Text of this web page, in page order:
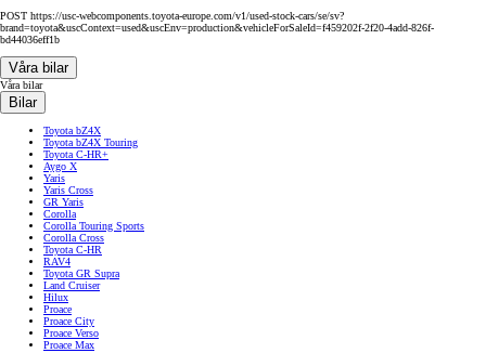
POST https://usc-webcomponents.toyota-europe.com/v1/used-stock-cars/se/sv?
brand=toyota&uscContext=used&uscEnv=production&vehicleForSaleId=f459202f-2f20-4add-826f-
bd44036eff1b
Våra bilar
Våra bilar
Bilar
Toyota bZ4X
Toyota bZ4X Touring
Toyota C-HR+
Aygo X
Yaris
Yaris Cross
GR Yaris
Corolla
Corolla Touring Sports
Corolla Cross
Toyota C-HR
RAV4
Toyota GR Supra
Land Cruiser
Hilux
Proace
Proace City
Proace Verso
Proace Max